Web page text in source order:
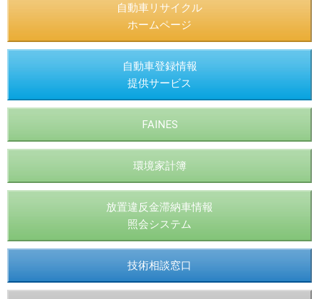
自動車リサイクル
ホームページ
自動車登録情報
提供サービス
FAINES
環境家計簿
放置違反金滞納車情報
照会システム
技術相談窓口